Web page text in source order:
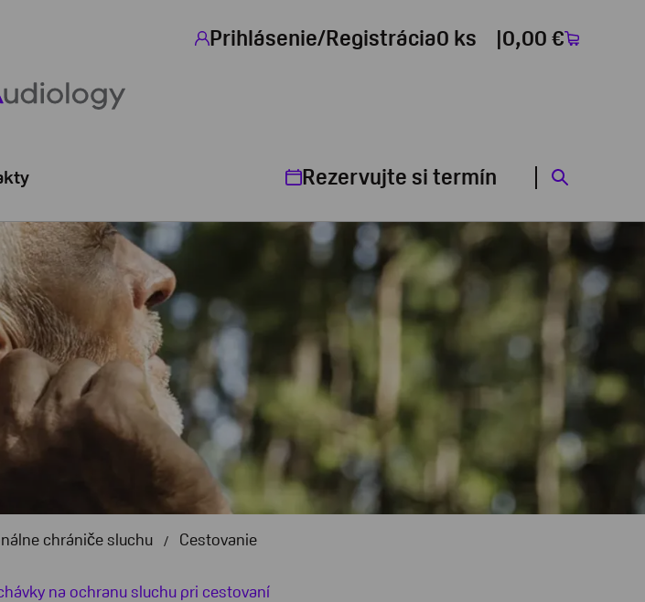
Prihlásenie/Registrácia0 ks 0,00 €
Rezervujte si termín
chrániče sluchu Cestovanie
na ochranu sluchu pri cestovaní